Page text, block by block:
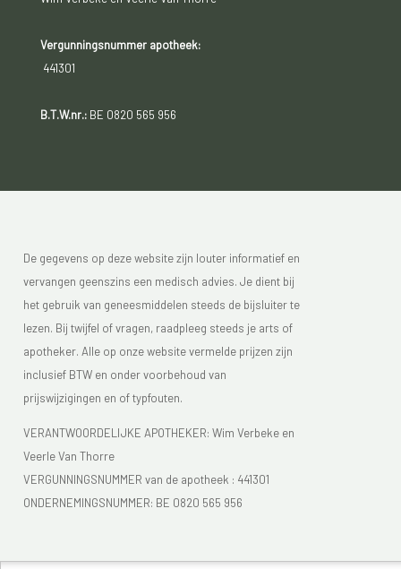
Vergunningsnummer apotheek:
441301
B.T.W.nr.:BE 0820 565 956
De gegevens op deze website zijn louter informatief en
vervangen geenszins een medisch advies. Je dient bij
het gebruik van geneesmiddelen steeds de bijsluiter te
lezen. Bij twijfel of vragen, raadpleeg steeds je arts of
apotheker. Alle op onze website vermelde prijzen zijn
inclusief BTW en onder voorbehoud van
prijswijzigingen en of typfouten.
VERANTWOORDELIJKE APOTHEKER: Wim Verbeke en
Veerle Van Thorre
VERGUNNINGSNUMMER van de apotheek : 441301
ONDERNEMINGSNUMMER: BE 0820 565 956